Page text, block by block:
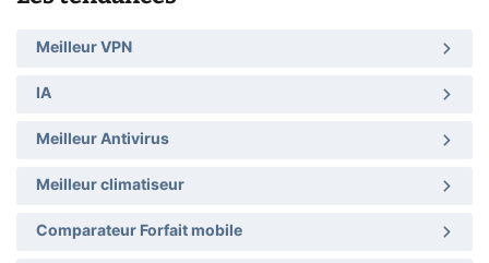
Meilleur VPN
IA
Meilleur Antivirus
Meilleur climatiseur
Comparateur Forfait mobile